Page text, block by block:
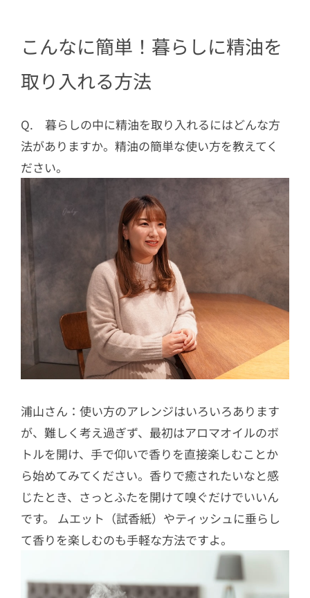
こんなに簡単！暮らしに精油を
取り入れる方法
Q. 暮らしの中に精油を取り入れるにはどんな方
法がありますか。精油の簡単な使い方を教えてく
ださい。
浦山さん：使い方のアレンジはいろいろあります
が、難しく考え過ぎず、最初はアロマオイルのボ
トルを開け、手で仰いで香りを直接楽しむことか
ら始めてみてください。香りで癒されたいなと感
じたとき、さっとふたを開けて嗅ぐだけでいいん
です。 ムエット（試香紙）やティッシュに垂らし
て香りを楽しむのも手軽な方法ですよ。